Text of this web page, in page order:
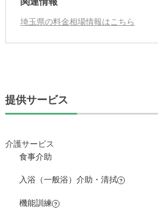
管理費 ?
上乗せ介護費 ?
月額費用
家賃
食費
上乗せ介護費
その他
介護保険料
埼玉県の料金相場情報はこちら
提供サービス
介護サービス
食事介助
入浴（一般浴）介助・清拭 ?
機能訓練 ?